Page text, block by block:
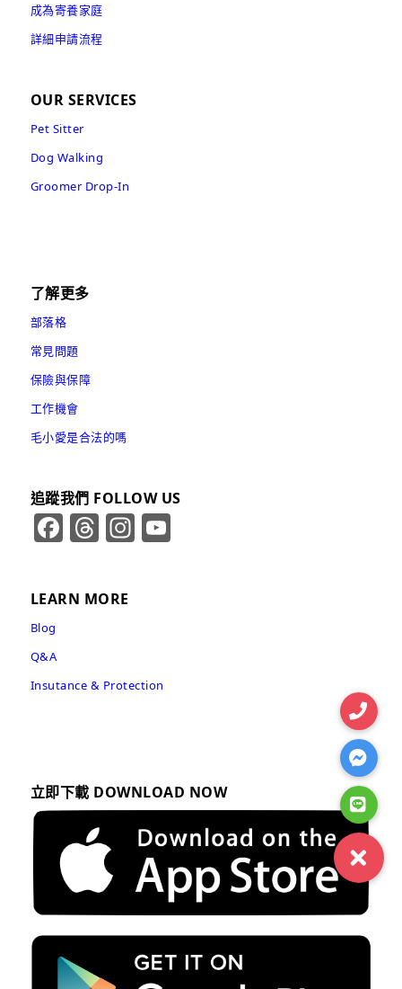
成為寄養家庭
詳細申請流程
OUR SERVICES
Pet Sitter
Dog Walking
Groomer Drop-In
了解更多
部落格
常見問題
保險與保障
工作機會
毛小愛是合法的嗎
追蹤我們 FOLLOW US
FacebookThreads Instagram
LEARN MORE
Blog
Q&A
Insutance & Protection
立即下載 DOWNLOAD NOW